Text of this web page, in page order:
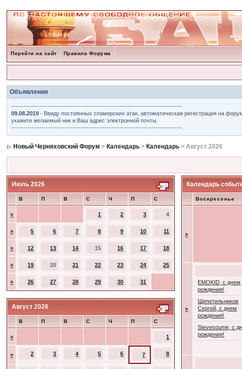
Перейти на сайт Правила Форума
Объявления
------------------------------------------------------------------------------------
09.08.2019 - Ввиду постоянных спамерских атак, автоматическая регистрация на
укажите желаемый ник и Ваш адрес электронной почты.
------------------------------------------------------------------------------------
Новый Черняховский Форум > Календарь > Календарь > Август 2026
Июль 2026
В П В С Ч П С
» 1 2 3 4
» 5 6 7 8 9 10 11
» 12 13 14 15 16 17 18
» 19 20 21 22 23 24 25
» 26 27 28 29 30 31
Август 2026
В П В С Ч П С
» 1
» 2 3 4 5 6 7 8
Календарь
Воскресенье
»
»
EMOKID, с днем
рождения!
Щепетильников
Сергей, с днем
рождения!
Stevesoume, с
рождения!